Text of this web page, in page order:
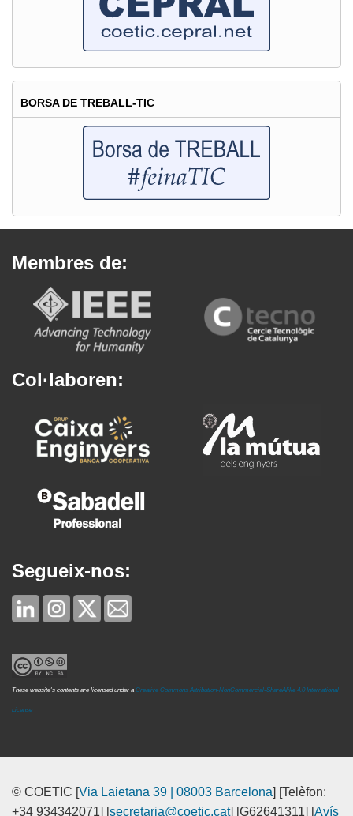
BORSA DE TREBALL-TIC
Membres de:
Col·laboren:
Segueix-nos:
These website's contents are licensed under a Creative Commons Attribution-NonCommercial-ShareAlike 4.0 International
License
© COETIC [Via Laietana 39 | 08003 Barcelona] [Telèfon:
+34 934342071] [secretaria@coetic.cat] [G62641311] [Avís